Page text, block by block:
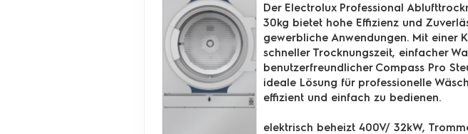
Der Electrolux Professional
30kg bietet hohe Effizienz und
gewerbliche Anwendungen. Mit einer
schneller Trocknungszeit, einfacher
benutzerfreundlicher Compass Pro
ideale Lösung für professionelle
effizient und einfach zu bedienen.
elektrisch beheizt 400V/ 32kW,